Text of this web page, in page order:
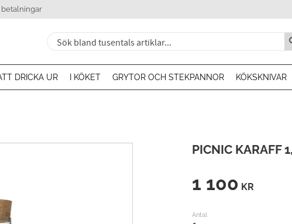
betalningar
DRICKA UR I KÖKET GRYTOR OCH STEKPANNOR KÖKSKNIVAR
PICNIC KARAFF
1 100 KR
Antal